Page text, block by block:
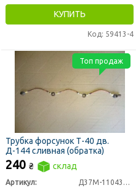
КУПИТЬ
Код: 59413-4
Трубка форсунок Т-40 дв.
Д-144 сливная (обратка)
240 ₴ склад
Артикул: Д37М-1104340Д
Топ продаж